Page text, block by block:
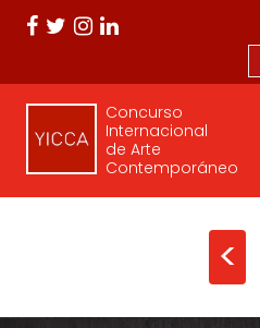
Concurso
Internacional
de Arte
Contemporáneo
<